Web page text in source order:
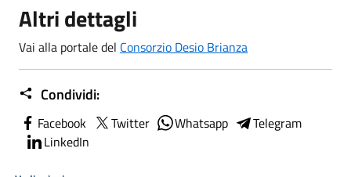
Altri dettagli
Vai alla portale del Consorzio Desio Brianza
Condividi:
Facebook Twitter Whatsapp
Telegram
LinkedIn